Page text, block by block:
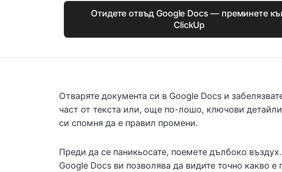
Отидете отвъд Google Docs — преминете
ClickUp
Отваряте документа си в Google Docs и
част от текста или, още по-лошо, ключови
си спомня да е правил промени.
Преди да се паникьосате, поемете дълбоко
Google Docs ви позволява да видите точно какво